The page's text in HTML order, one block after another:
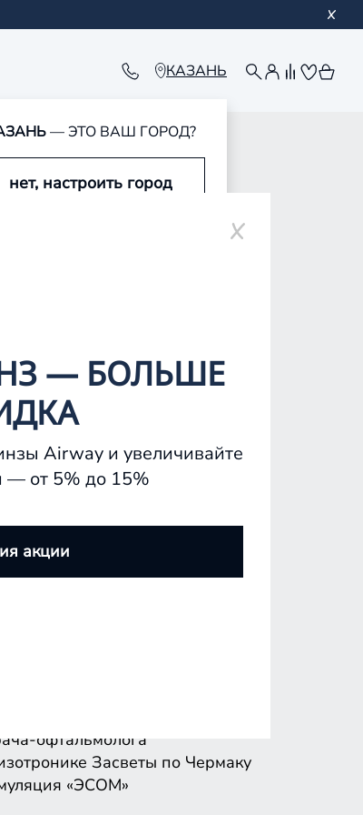
КАЗАНЬ
— ЭТО ВАШ ГОРОД?
нет, настроить город
Засветы по Чермаку
«ЭСОМ»
офтальмолога
Засветы по Чермаку
«ЭСОМ»
— БОЛЬШЕ
Airway и увеличивайте
— от 5% до 15%
акции